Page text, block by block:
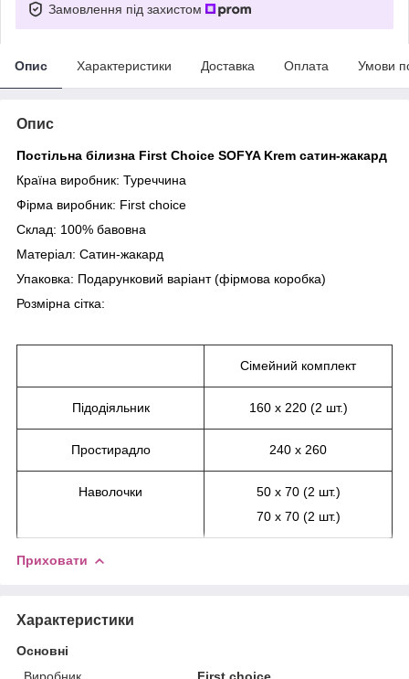
Замовлення під захистом
Опис Характеристики Доставка Оплата Умови
Опис
Постільна білизна First Choice SOFYA Krem сатин-жакард
Країна виробник: Туреччина
Фірма виробник: First choice
Склад: 100% бавовна
Матеріал: Сатин-жакард
Упаковка: Подарунковий варіант (фірмова коробка)
Розмірна сітка:
Сімейний комплект
Підодіяльник 160 х 220 (2 шт.)
Простирадло 240 х 260
Наволочки
50 х 70 (2 шт.)
70 х 70 (2 шт.)
Приховати
Характеристики
Основні
Виробник
First choice